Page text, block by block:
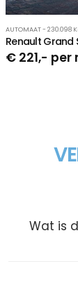
AUTOMAAT - 230.098
Renault Grand
€ 221,- per
Wat is